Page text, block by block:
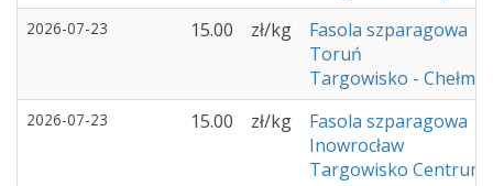
2026-07-23 15.00 zł/kg
Fasola szparagowa
Toruń
Targowisko - Chełmża
2026-07-23 15.00 zł/kg
Fasola szparagowa
Inowrocław
Targowisko Centrum